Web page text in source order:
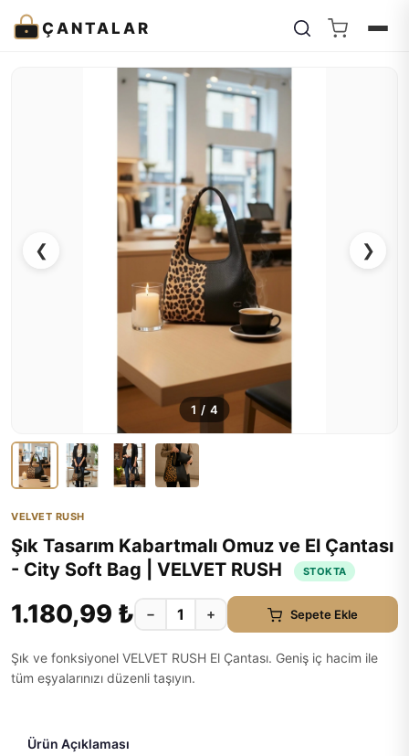
ÇANTALAR
❮ ❯
1 / 4
VELVET RUSH
Şık Tasarım Kabartmalı Omuz ve El Çantası
- City Soft Bag | VELVET RUSH
STOKTA
1.180,99 ₺ − + Sepete Ekle
Şık ve fonksiyonel VELVET RUSH El Çantası. Geniş iç hacim ile
tüm eşyalarınızı düzenli taşıyın.
Ürün Açıklaması